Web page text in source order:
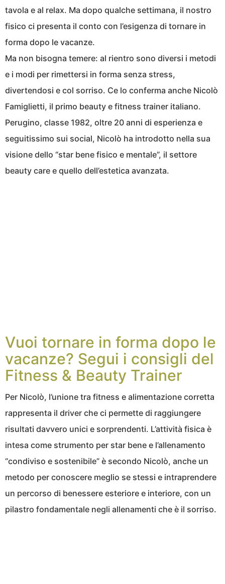
tavola e al relax. Ma dopo qualche settimana, il nostro
fisico ci presenta il conto con l’esigenza di tornare in
forma dopo le vacanze.
Ma non bisogna temere: al rientro sono diversi i metodi
e i modi per rimettersi in forma senza stress,
divertendosi e col sorriso. Ce lo conferma anche Nicolò
Famiglietti, il primo beauty e fitness trainer italiano.
Perugino, classe 1982, oltre 20 anni di esperienza e
seguitissimo sui social, Nicolò ha introdotto nella sua
visione dello “star bene fisico e mentale”, il settore
beauty care e quello dell’estetica avanzata.
Vuoi tornare in forma dopo le
vacanze? Segui i consigli del
Fitness & Beauty Trainer
Per Nicolò, l’unione tra fitness e alimentazione corretta
rappresenta il driver che ci permette di raggiungere
risultati davvero unici e sorprendenti. L’attività fisica è
intesa come strumento per star bene e l’allenamento
“condiviso e sostenibile” è secondo Nicolò, anche un
metodo per conoscere meglio se stessi e intraprendere
un percorso di benessere esteriore e interiore, con un
pilastro fondamentale negli allenamenti che è il sorriso.